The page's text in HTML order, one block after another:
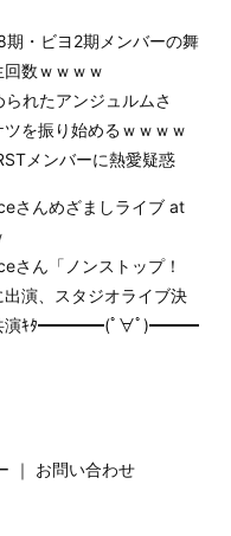
期・ビヨ2期メンバーの舞
数ｗｗｗｗ
られたアンジュルムさ
を振り始めるｗｗｗｗ
メンバーに熱愛疑惑
さんめざましライブ at
さん「ノンストップ！
出演、スタジオライブ決
共演ｷﾀ━━━━(ﾟ∀ﾟ)━━━
｜ お問い合わせ